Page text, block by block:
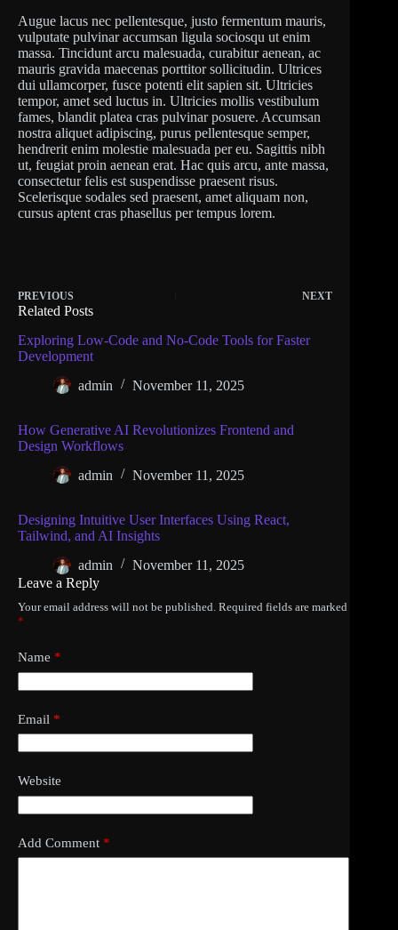
Augue lacus nec pellentesque, justo fermentum mauris,
vulputate pulvinar accumsan ligula sociosqu ut enim
massa. Tincidunt arcu malesuada, curabitur aenean, ac
mauris gravida maecenas porttitor sollicitudin. Ultrices
dui ullamcorper, fusce potenti elit sapien sit. Ultricies
tempor, amet sed luctus in. Ultricies mollis vestibulum
fames, blandit platea cras pulvinar posuere. Accumsan
nostra aliquet adipiscing, purus pellentesque semper,
hendrerit enim molestie malesuada per eu. Sagittis nibh
ut, feugiat proin aenean erat. Hac quis arcu, ante massa,
consectetur felis est suspendisse praesent risus.
Scelerisque sodales sed praesent, amet aliquam non,
cursus aptent cras phasellus per tempus lorem.
PREVIOUS NEXT
Related Posts
Exploring Low-Code and No-Code Tools for Faster
Development
admin
November 11, 2025
How Generative AI Revolutionizes Frontend and
Design Workflows
admin
November 11, 2025
Designing Intuitive User Interfaces Using React,
Tailwind, and AI Insights
admin
November 11, 2025
Leave a Reply
Your email address will not be published. Required fields are marked
*
Name *
Email *
Website
Add Comment *